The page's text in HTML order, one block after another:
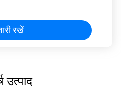
रखें
उत्पाद